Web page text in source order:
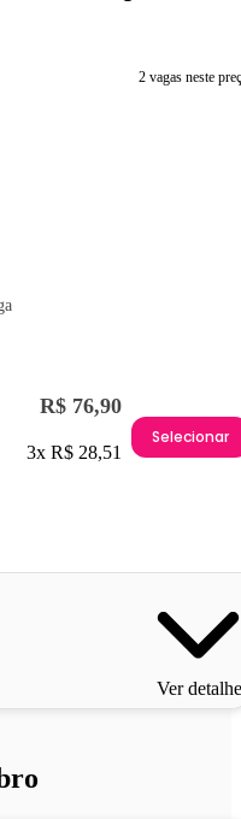
2 vagas neste
R$ 76,90
3x R$ 28,51
Selecionar
Ver